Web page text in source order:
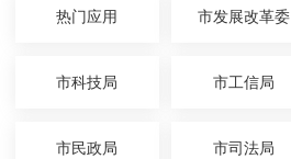
热门应用 市发展改革委
市科技局 市工信局
市民政局 市司法局